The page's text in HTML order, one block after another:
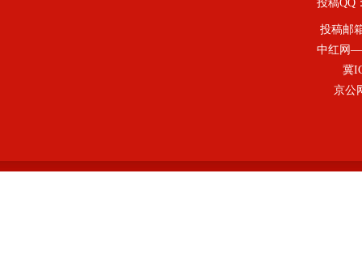
投稿QQ
投稿邮
中红网—
冀
京公